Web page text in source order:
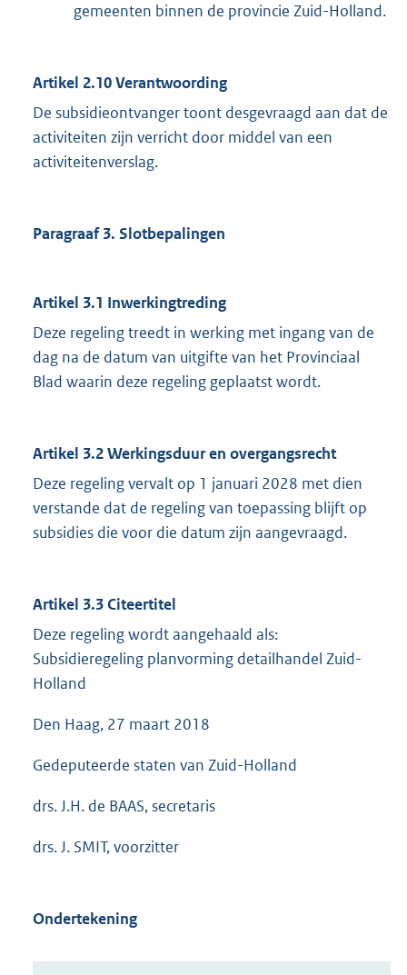
gemeenten binnen de provincie Zuid-Holland.
Artikel 2.10 Verantwoording
De subsidieontvanger toont desgevraagd aan dat de
activiteiten zijn verricht door middel van een
activiteitenverslag.
Paragraaf 3. Slotbepalingen
Artikel 3.1 Inwerkingtreding
Deze regeling treedt in werking met ingang van de
dag na de datum van uitgifte van het Provinciaal
Blad waarin deze regeling geplaatst wordt.
Artikel 3.2 Werkingsduur en overgangsrecht
Deze regeling vervalt op 1 januari 2028 met dien
verstande dat de regeling van toepassing blijft op
subsidies die voor die datum zijn aangevraagd.
Artikel 3.3 Citeertitel
Deze regeling wordt aangehaald als:
Subsidieregeling planvorming detailhandel Zuid-
Holland
Den Haag, 27 maart 2018
Gedeputeerde staten van Zuid-Holland
drs. J.H. de BAAS, secretaris
drs. J. SMIT, voorzitter
Ondertekening